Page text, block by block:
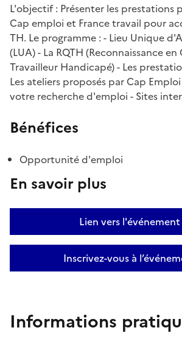
L'objectif : Présenter les prestations
Cap emploi et France travail pour
TH. Le programme : - Lieu Unique
(LUA) - La RQTH (Reconnaissance
Travailleur Handicapé) - Les
Les ateliers proposés par Cap
votre recherche d'emploi - Sites
Bénéfices
Opportunité d'emploi
En savoir plus
Lien vers l'événement
Inscrivez-vous à
Informations